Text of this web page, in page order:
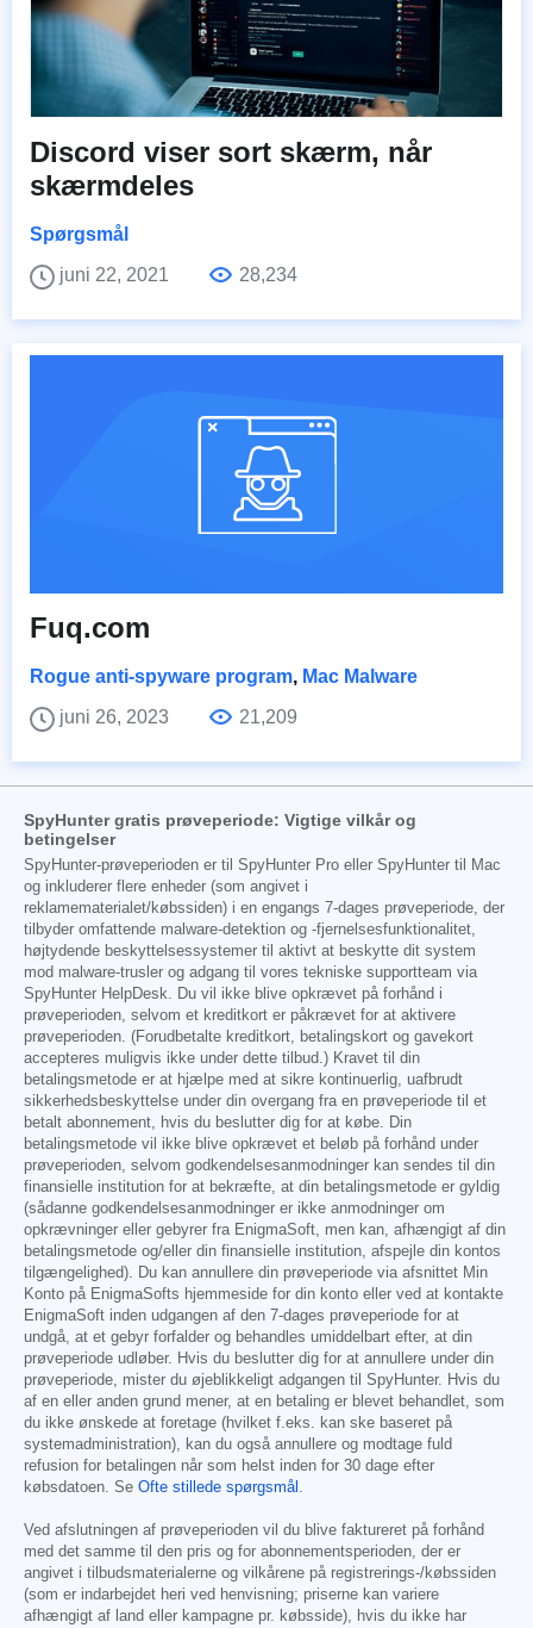
Discord viser sort skærm, når
skærmdeles
Spørgsmål
juni 22, 2021
28,234
Fuq.com
Rogue anti-spyware program, Mac Malware
juni 26, 2023
21,209
SpyHunter gratis prøveperiode: Vigtige vilkår og
betingelser
SpyHunter-prøveperioden er til SpyHunter Pro eller SpyHunter til Mac
og inkluderer flere enheder (som angivet i
reklamematerialet/købssiden) i en engangs 7-dages prøveperiode, der
tilbyder omfattende malware-detektion og -fjernelsesfunktionalitet,
højtydende beskyttelsessystemer til aktivt at beskytte dit system
mod malware-trusler og adgang til vores tekniske supportteam via
SpyHunter HelpDesk. Du vil ikke blive opkrævet på forhånd i
prøveperioden, selvom et kreditkort er påkrævet for at aktivere
prøveperioden. (Forudbetalte kreditkort, betalingskort og gavekort
accepteres muligvis ikke under dette tilbud.) Kravet til din
betalingsmetode er at hjælpe med at sikre kontinuerlig, uafbrudt
sikkerhedsbeskyttelse under din overgang fra en prøveperiode til et
betalt abonnement, hvis du beslutter dig for at købe. Din
betalingsmetode vil ikke blive opkrævet et beløb på forhånd under
prøveperioden, selvom godkendelsesanmodninger kan sendes til din
finansielle institution for at bekræfte, at din betalingsmetode er gyldig
(sådanne godkendelsesanmodninger er ikke anmodninger om
opkrævninger eller gebyrer fra EnigmaSoft, men kan, afhængigt af din
betalingsmetode og/eller din finansielle institution, afspejle din kontos
tilgængelighed). Du kan annullere din prøveperiode via afsnittet Min
Konto på EnigmaSofts hjemmeside for din konto eller ved at kontakte
EnigmaSoft inden udgangen af den 7-dages prøveperiode for at
undgå, at et gebyr forfalder og behandles umiddelbart efter, at din
prøveperiode udløber. Hvis du beslutter dig for at annullere under din
prøveperiode, mister du øjeblikkeligt adgangen til SpyHunter. Hvis du
af en eller anden grund mener, at en betaling er blevet behandlet, som
du ikke ønskede at foretage (hvilket f.eks. kan ske baseret på
systemadministration), kan du også annullere og modtage fuld
refusion for betalingen når som helst inden for 30 dage efter
købsdatoen. Se Ofte stillede spørgsmål .
Ved afslutningen af prøveperioden vil du blive faktureret på forhånd
med det samme til den pris og for abonnementsperioden, der er
angivet i tilbudsmaterialerne og vilkårene på registrerings-/købssiden
(som er indarbejdet heri ved henvisning; priserne kan variere
afhængigt af land eller kampagne pr. købsside), hvis du ikke har